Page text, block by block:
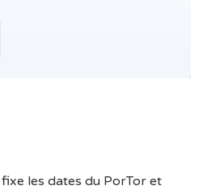
les dates du PorTor et